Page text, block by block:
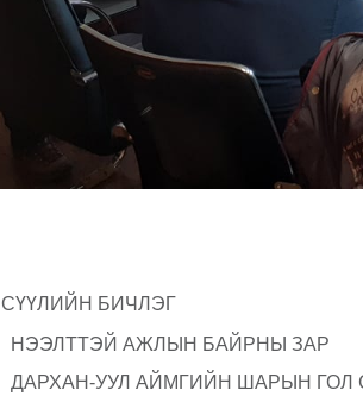
СҮҮЛИЙН БИЧЛЭГ
НЭЭЛТТЭЙ АЖЛЫН БАЙРНЫ ЗАР
ДАРХАН-УУЛ АЙМГИЙН ШАРЫН ГОЛ